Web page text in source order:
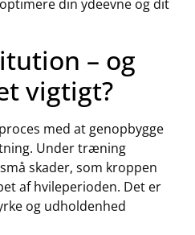
din ydeevne og dit
– og
vigtigt?
med at genopbygge
Under træning
skader, som kroppen
af hvileperioden. Det er
og udholdenhed